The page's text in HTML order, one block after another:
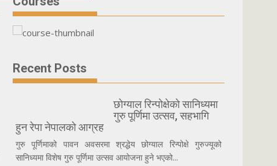
Recent Posts
छोग्याल रिन्पोक्षेको सानिध्यमा
गुरु पूर्णिमा उत्सव, सहभागि
हुन रेपा नेपालको आग्रह
गुरु पूर्णिमाको पावन अवसरमा श्रद्धेय छोग्याल रिन्पोक्षे गुरुज्यूको
सानिध्यमा विशेष गुरु पूर्णिमा उत्सव आयोजना हुने भएको...